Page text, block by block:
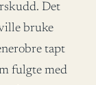
Det
bruke
tapt
fulgte med